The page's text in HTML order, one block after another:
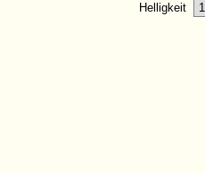
Helligkeit